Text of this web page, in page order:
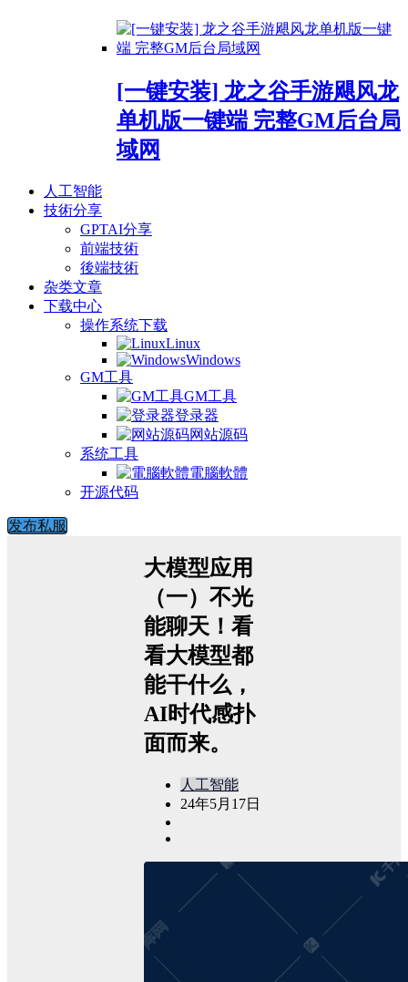
[一键安装] 龙之谷手游飓风龙
单机版一键端 完整GM后台局
域网
人工智能
技術分享
GPTAI分享
前端技術
後端技術
杂类文章
下载中心
操作系统下载
Linux
Windows
GM工具
GM工具
登录器
网站源码
系统工具
電腦軟體
开源代码
发布私服
大模型应用
（一）不光
能聊天！看
看大模型都
能干什么，
AI时代感扑
面而来。
人工智能
24年5月17日